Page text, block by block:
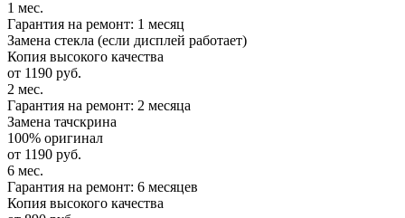
1 мес.
Гарантия на ремонт: 1 месяц
Замена стекла (если дисплей работает)
Копия высокого качества
от 1190 руб.
2 мес.
Гарантия на ремонт: 2 месяца
Замена тачскрина
100% оригинал
от 1190 руб.
6 мес.
Гарантия на ремонт: 6 месяцев
Копия высокого качества